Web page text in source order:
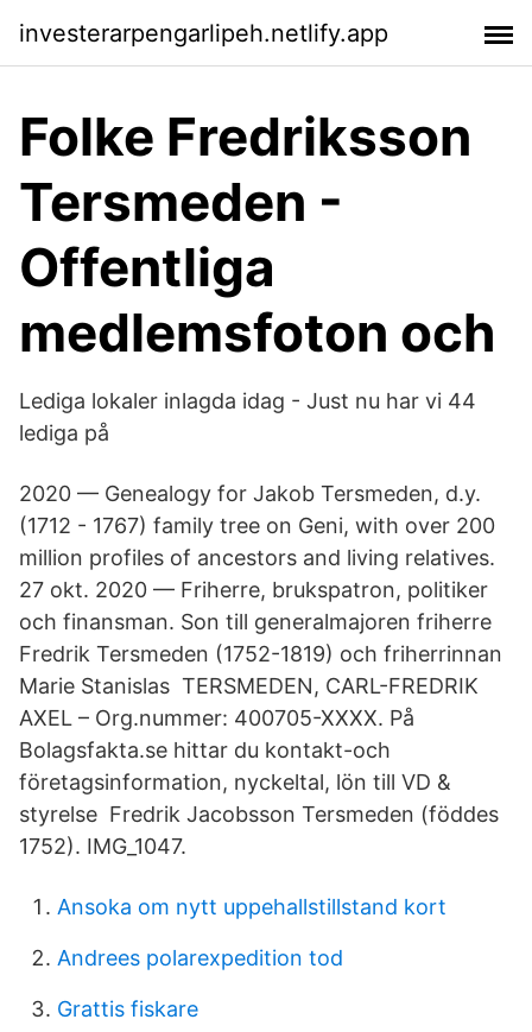
investerarpengarlipeh.netlify.app
Folke Fredriksson
Tersmeden -
Offentliga
medlemsfoton och
Lediga lokaler inlagda idag - Just nu har vi 44
lediga på
2020 — Genealogy for Jakob Tersmeden, d.y.
(1712 - 1767) family tree on Geni, with over 200
million profiles of ancestors and living relatives.
27 okt. 2020 — Friherre, brukspatron, politiker
och finansman. Son till generalmajoren friherre
Fredrik Tersmeden (1752-1819) och friherrinnan
Marie Stanislas TERSMEDEN, CARL-FREDRIK
AXEL – Org.nummer: 400705-XXXX. På
Bolagsfakta.se hittar du kontakt-och
företagsinformation, nyckeltal, lön till VD &
styrelse Fredrik Jacobsson Tersmeden (föddes
1752). IMG_1047.
Ansoka om nytt uppehallstillstand kort
Andrees polarexpedition tod
Grattis fiskare